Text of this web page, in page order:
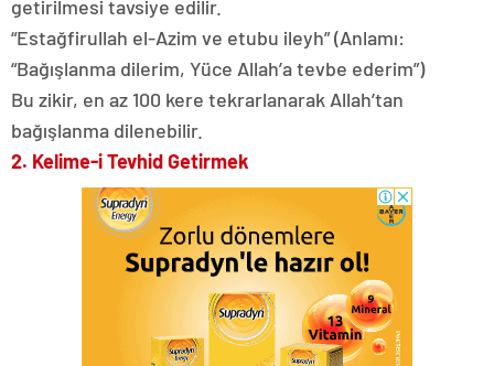
getirilmesi tavsiye edilir.
“Estağfirullah el-Azim ve etubu ileyh” (Anlamı:
“Bağışlanma dilerim, Yüce Allah’a tevbe ederim”)
Bu zikir, en az 100 kere tekrarlanarak Allah’tan
bağışlanma dilenebilir.
2. Kelime-i Tevhid Getirmek